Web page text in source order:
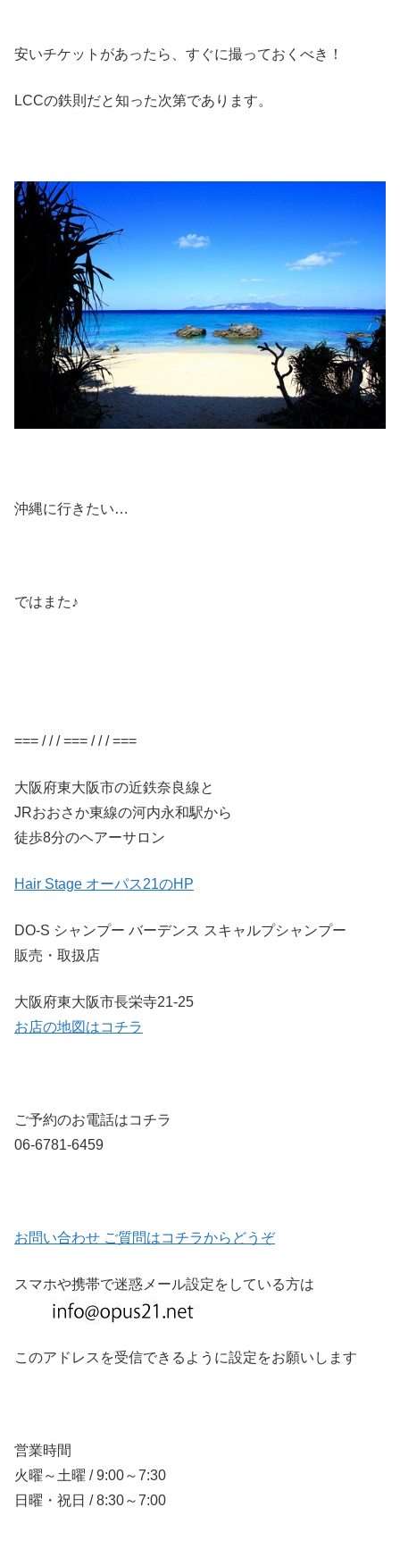
安いチケットがあったら、すぐに撮っておくべき！
LCCの鉄則だと知った次第であります。
沖縄に行きたい…
ではまた♪
=== / / / === / / / ===
大阪府東大阪市の近鉄奈良線と
JRおおさか東線の河内永和駅から
徒歩8分のヘアーサロン
Hair Stage オーパス21のHP
DO-S シャンプー バーデンス スキャルプシャンプー
販売・取扱店
大阪府東大阪市長栄寺21-25
お店の地図はコチラ
ご予約のお電話はコチラ
06-6781-6459
お問い合わせ ご質問はコチラからどうぞ
スマホや携帯で迷惑メール設定をしている方は
このアドレスを受信できるように設定をお願いします
営業時間
火曜～土曜 / 9:00～7:30
日曜・祝日 / 8:30～7:00